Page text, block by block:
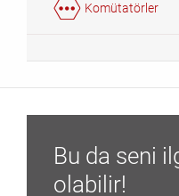
Komütatörler
Bu da seni
olabilir!